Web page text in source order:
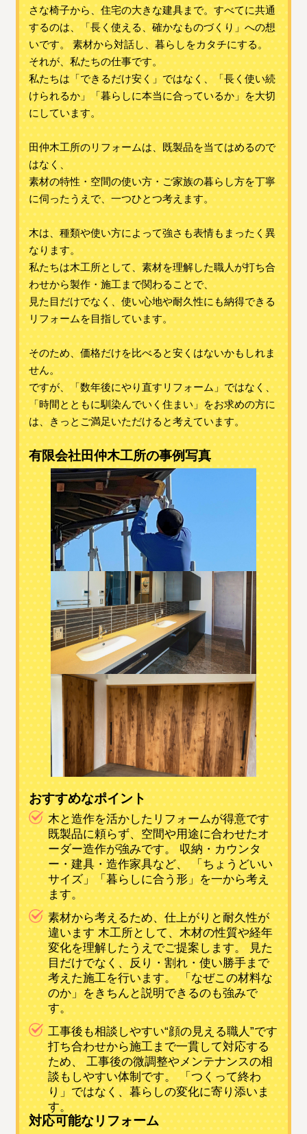
さな椅子から、住宅の大きな建具まで。すべてに共通
するのは、「長く使える、確かなものづくり」への想
いです。 素材から対話し、暮らしをカタチにする。
それが、私たちの仕事です。
私たちは「できるだけ安く」ではなく、「長く使い続
けられるか」「暮らしに本当に合っているか」を大切
にしています。
田仲木工所のリフォームは、既製品を当てはめるので
はなく、
素材の特性・空間の使い方・ご家族の暮らし方を丁寧
に伺ったうえで、一つひとつ考えます。
木は、種類や使い方によって強さも表情もまったく異
なります。
私たちは木工所として、素材を理解した職人が打ち合
わせから製作・施工まで関わることで、
見た目だけでなく、使い心地や耐久性にも納得できる
リフォームを目指しています。
そのため、価格だけを比べると安くはないかもしれま
せん。
ですが、「数年後にやり直すリフォーム」ではなく、
「時間とともに馴染んでいく住まい」をお求めの方に
は、きっとご満足いただけると考えています。
有限会社田仲木工所の事例写真
おすすめなポイント
木と造作を活かしたリフォームが得意です
既製品に頼らず、空間や用途に合わせたオ
ーダー造作が強みです。 収納・カウンタ
ー・建具・造作家具など、 「ちょうどいい
サイズ」「暮らしに合う形」を一から考え
ます。
素材から考えるため、仕上がりと耐久性が
違います 木工所として、木材の性質や経年
変化を理解したうえでご提案します。 見た
目だけでなく、反り・割れ・使い勝手まで
考えた施工を行います。 「なぜこの材料な
のか」をきちんと説明できるのも強みで
す。
工事後も相談しやすい“顔の見える職人”です
打ち合わせから施工まで一貫して対応する
ため、 工事後の微調整やメンテナンスの相
談もしやすい体制です。 「つくって終わ
り」ではなく、暮らしの変化に寄り添いま
す。
対応可能なリフォーム